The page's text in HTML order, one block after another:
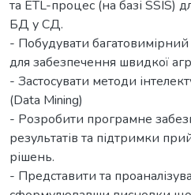
та ETL-процес (на базі SSIS)
БД у СД.
- Побудувати
для забезпечення швидкої
- Застосувати методи
(Data Mining)
- Розробити програмне
результатів та підтримки
рішень.
- Представити та